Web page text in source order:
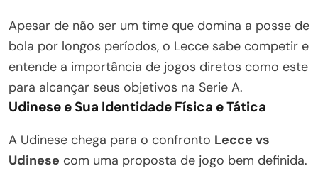
Apesar de não ser um time que domina a posse de
bola por longos períodos, o Lecce sabe competir e
entende a importância de jogos diretos como este
para alcançar seus objetivos na Serie A.
Udinese e Sua Identidade Física e Tática
A Udinese chega para o confronto Lecce vs
Udinese com uma proposta de jogo bem definida.